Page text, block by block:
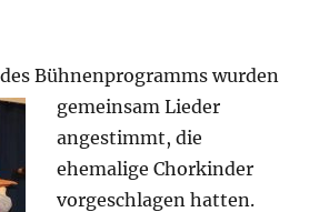
Bühnenprogramms wurden
gemeinsamLieder
angestimmt, die
ehemalige Chorkinder
vorgeschlagen hatten.